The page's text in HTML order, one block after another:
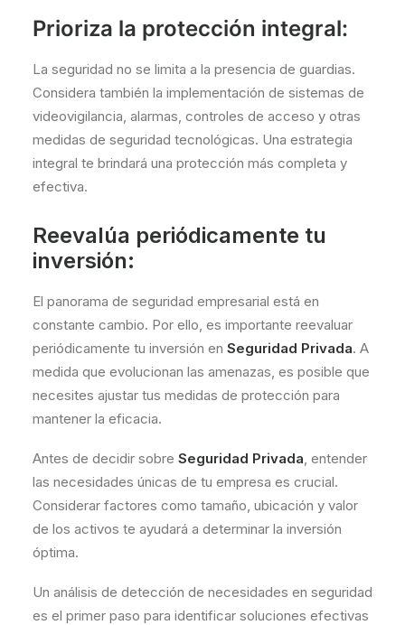
Prioriza la protección integral:
La seguridad no se limita a la presencia de guardias.
Considera también la implementación de sistemas de
videovigilancia, alarmas, controles de acceso y otras
medidas de seguridad tecnológicas. Una estrategia
integral te brindará una protección más completa y
efectiva.
Reevalúa periódicamente tu
inversión:
El panorama de seguridad empresarial está en
constante cambio. Por ello, es importante reevaluar
periódicamente tu inversión en Seguridad Privada. A
medida que evolucionan las amenazas, es posible que
necesites ajustar tus medidas de protección para
mantener la eficacia.
Antes de decidir sobre Seguridad Privada, entender
las necesidades únicas de tu empresa es crucial.
Considerar factores como tamaño, ubicación y valor
de los activos te ayudará a determinar la inversión
óptima.
Un análisis de detección de necesidades en seguridad
es el primer paso para identificar soluciones efectivas